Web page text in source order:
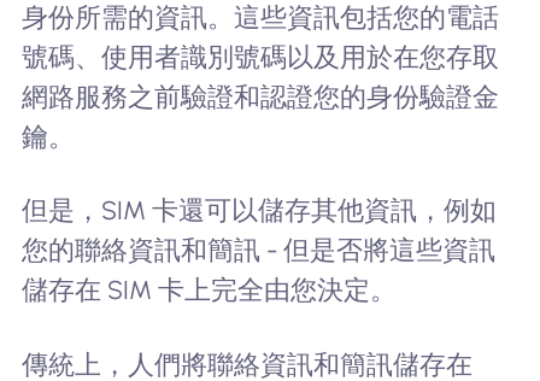
身份所需的資訊。這些資訊包括您的電話
號碼、使用者識別號碼以及用於在您存取
網路服務之前驗證和認證您的身份驗證金
鑰。
但是，SIM 卡還可以儲存其他資訊，例如
您的聯絡資訊和簡訊 - 但是否將這些資訊
儲存在 SIM 卡上完全由您決定。
傳統上，人們將聯絡資訊和簡訊儲存在